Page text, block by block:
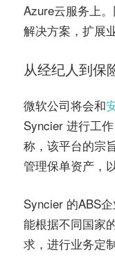
Azure云服务上
解决方案，扩展
从经纪人到保
微软公司将会和
Syncier 进行工
称，该平台的宗
管理保单资产，
Syncier 的ABS
能根据不同国家
求，进行业务定制